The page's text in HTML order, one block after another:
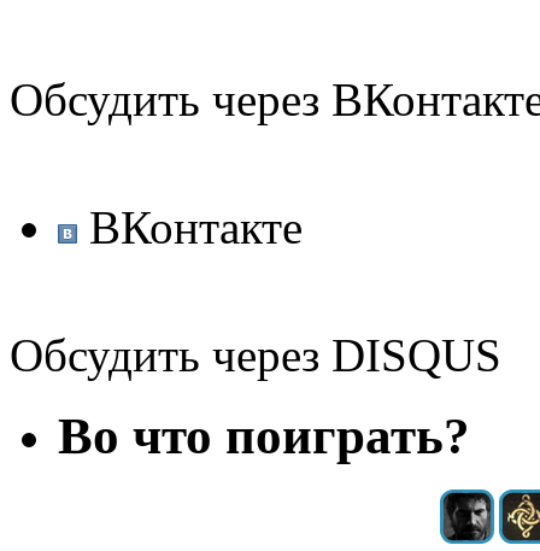
Обсудить через
ВКонтакте
Обсудить через DISQUS
Во что поиграть?